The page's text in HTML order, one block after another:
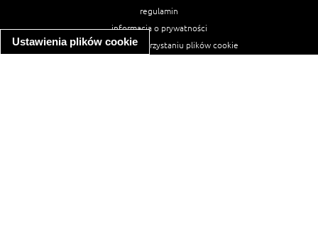
Ustawienia plików cookie
regulamin
informacja o prywatności
informacja o wykorzystaniu plików cookie